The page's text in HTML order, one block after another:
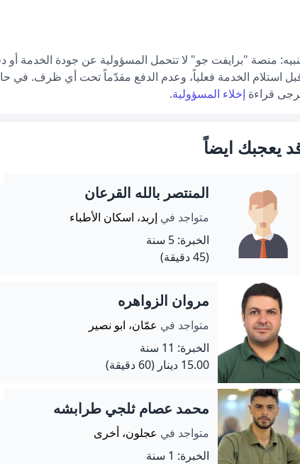
منصة "برايفت جو" لا تتحمل المسؤولية عن جودة الخدمة
استلام الخدمة فعلياً، وعدم الدفع مقدّماً تحت أي ظرف. في
قراءة إخلاء المسؤولية.
يعجبك ايضاً
المنتصر بالله القرعان
متواجد في إربد، اسكان الأطباء
الخبرة: 5 سنة
(45 دقيقة)
مروان الزواهره
متواجد في عمّان، ابو نصير
الخبرة: 11 سنة
15.00 دينار
(60 دقيقة)
محمد عصام ثلجي طرابشه
متواجد في عجلون، أخرى
الخبرة: 1 سنة